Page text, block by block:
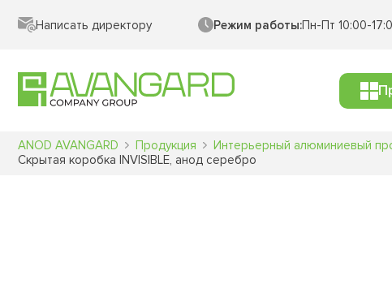
Написать директору Режим работы:Пн-Пт 10:00-
ANOD AVANGARD Продукция Интерьерный алюминиевый
Скрытая коробка INVISIBLE, анод серебро